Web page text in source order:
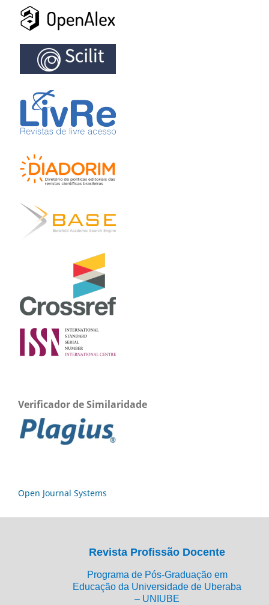
Verificador de Similaridade
Open Journal Systems
Revista Profissão Docente
Programa de Pós-Graduação em
Educação da Universidade de Uberaba
– UNIUBE